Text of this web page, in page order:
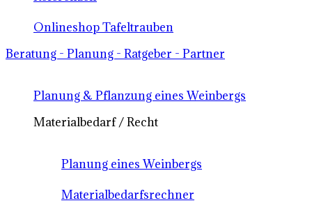
Onlineshop Tafeltrauben
Beratung - Planung - Ratgeber - Partner
Planung & Pflanzung eines Weinbergs
Materialbedarf / Recht
Planung eines Weinbergs
Materialbedarfsrechner